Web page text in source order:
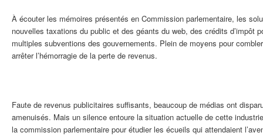
À écouter les mémoires présentés en Commission parlementaire, les
nouvelles taxations du public et des géants du web, des crédits d’impôt
multiples subventions des gouvernements. Plein de moyens pour
arrêter l’hémorragie de la perte de revenus.
Faute de revenus publicitaires suffisants, beaucoup de médias ont
amenuisés. Mais un silence entoure la situation actuelle de cette
la commission parlementaire pour étudier les écueils qui attendaient